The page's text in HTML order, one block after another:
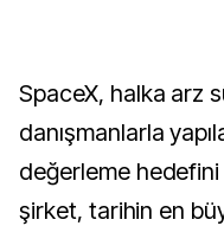
SpaceX, halka arz sürecinde yatırımcılar ve
danışmanlarla
değerleme hedefini
şirket, tarihin en